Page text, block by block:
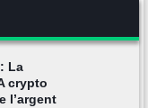
La
crypto
l’argent